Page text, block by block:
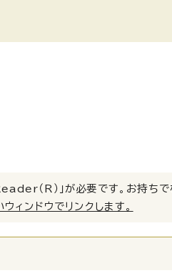
（R）」が必要です。お持ち
ィンドウでリンクします。